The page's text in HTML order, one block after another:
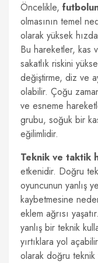
Öncelikle,
olmasının temel
olarak yüksek
Bu hareketler, kas
sakatlık riskini
değiştirme, diz ve
olabilir. Çoğu
ve esneme
grubu, soğuk bir
eğilimlidir.
Teknik ve taktik
etkenidir. Doğru
oyuncunun yanlış
kaybetmesine
eklem ağrısı
yanlış bir teknik
yırtıklara yol
olarak doğru teknik